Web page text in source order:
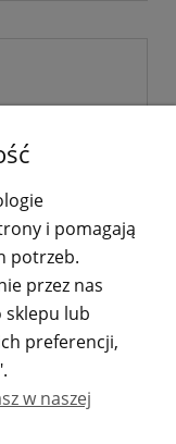
i pomagają
potrzeb.
przez nas
sklepu lub
preferencji,
w naszej